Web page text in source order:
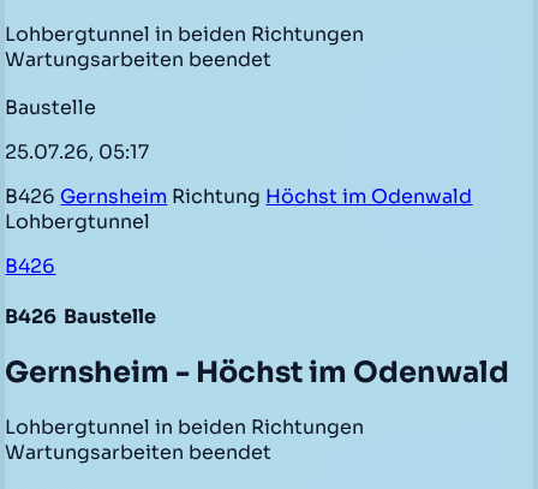
Lohbergtunnel in beiden Richtungen
Wartungsarbeiten beendet
Baustelle
25.07.26, 05:17
B426 Gernsheim Richtung Höchst im Odenwald
Lohbergtunnel
B426
B426 Baustelle
Gernsheim - Höchst im Odenwald
Lohbergtunnel in beiden Richtungen
Wartungsarbeiten beendet